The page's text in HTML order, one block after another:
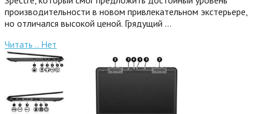
производительности в новом привлекательном экстерьере,
но отличался высокой ценой. Грядущий …
Читать .. Нет